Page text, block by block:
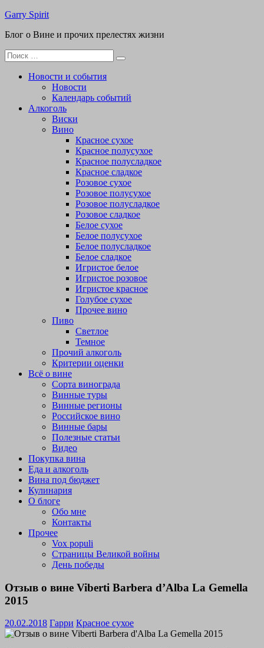
Перейти
содержимому
Garry Spirit
Блог о Вине и прочих прелестях жизни
Поиск
для:
Новости и события
Новости
Календарь событий
Алкоголь
Виски
Вино
Красное сухое
Красное полусухое
Красное полусладкое
Красное сладкое
Розовое сухое
Розовое полусухое
Розовое полусладкое
Розовое сладкое
Белое сухое
Белое полусухое
Белое полусладкое
Белое сладкое
Игристое белое
Игристое розовое
Игристое красное
Голубое сухое
Прочее вино
Пиво
Светлое
Темное
Прочий алкоголь
Критерии оценки
Всё о вине
Сорта винограда
Винные туры
Винные регионы
Российское вино
Винные бары
Полезные статьи
Видео
Покупка вина
Еда и алкоголь
Вина под бюджет
Кулинария
О блоге
Обо мне
Контакты
Прочее
Vox populi
Страницы Великой войны
День победы
Отзыв о вине Viberti Barbera d’Alba La Gemella
2015
20.02.2018 Гарри Красное сухое